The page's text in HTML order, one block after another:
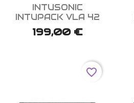
Aperçu rapide
INTUSONIC
INTUPACK VLA 42
199,00 €
favorite_border